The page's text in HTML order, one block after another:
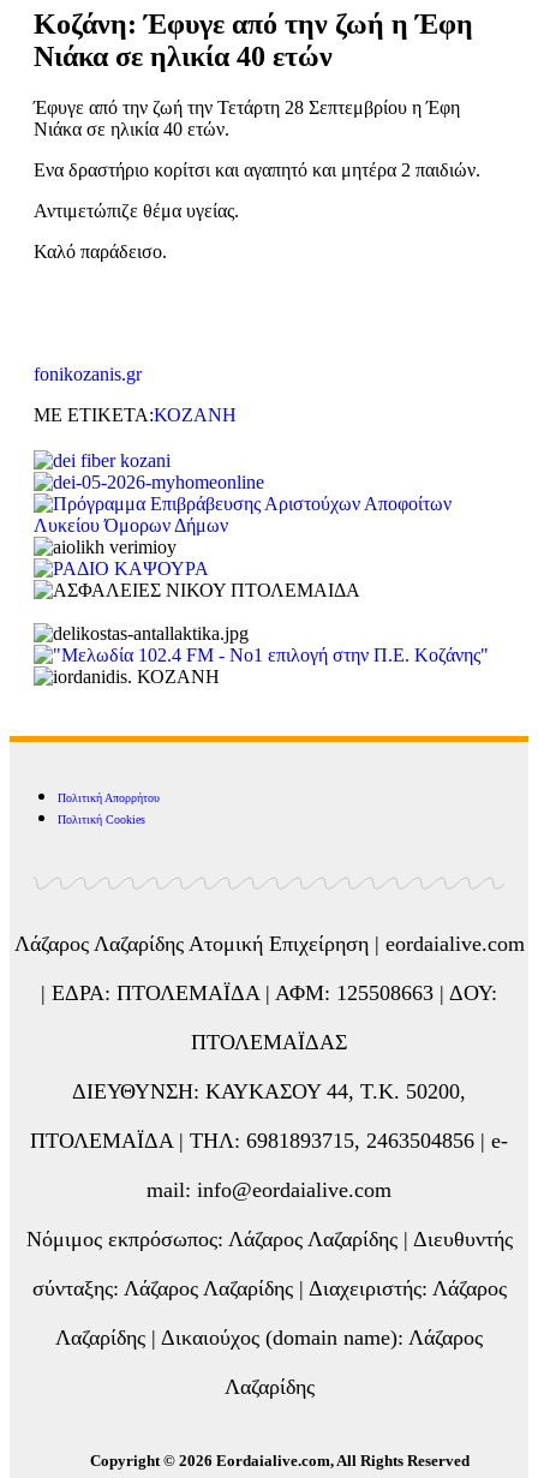
Κοζάνη: Έφυγε από την ζωή η Έφη
Νιάκα σε ηλικία 40 ετών
Έφυγε από την ζωή την Τετάρτη 28 Σεπτεμβρίου η Έφη
Νιάκα σε ηλικία 40 ετών.
Ενα δραστήριο κορίτσι και αγαπητό και μητέρα 2 παιδιών.
Αντιμετώπιζε θέμα υγείας.
Καλό παράδεισο.
fonikozanis.gr
ΜΕ ΕΤΙΚΕΤΑ:ΚΟΖΑΝΗ
Πολιτική Απορρήτου
Πολιτική Cookies
Λάζαρος Λαζαρίδης Ατομική Επιχείρηση | eordaialive.com
| ΕΔΡΑ: ΠΤΟΛΕΜΑΪΔΑ | ΑΦΜ: 125508663 | ΔΟΥ:
ΠΤΟΛΕΜΑΪΔΑΣ
ΔΙΕΥΘΥΝΣΗ: ΚΑΥΚΑΣΟΥ 44, Τ.Κ. 50200,
ΠΤΟΛΕΜΑΪΔΑ | ΤΗΛ: 6981893715, 2463504856 | e-
mail: info@eordaialive.com
Νόμιμος εκπρόσωπος: Λάζαρος Λαζαρίδης | Διευθυντής
σύνταξης: Λάζαρος Λαζαρίδης | Διαχειριστής: Λάζαρος
Λαζαρίδης | Δικαιούχος (domain name): Λάζαρος
Λαζαρίδης
Copyright © 2026 Eordaialive.com, All Rights Reserved